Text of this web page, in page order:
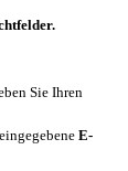
Sie Ihren
E-